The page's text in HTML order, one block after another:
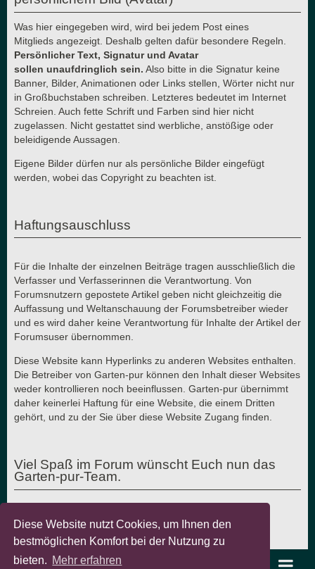
Diese Website nutzt Cookies, um Ihnen den
bestmöglichen Komfort bei der Nutzung zu
bieten. Mehr erfahren
Was hier eingegeben wird, wird bei jedem Post eines
Mitglieds angezeigt. Deshalb gelten dafür besondere Regeln.
Persönlicher Text, Signatur und Avatar
sollen unaufdringlich sein. Also bitte in die Signatur keine
Banner, Bilder, Animationen oder Links stellen, Wörter nicht nur
in Großbuchstaben schreiben. Letzteres bedeutet im Internet
Schreien. Auch fette Schrift und Farben sind hier nicht
zugelassen. Nicht gestattet sind werbliche, anstößige oder
beleidigende Aussagen.
Eigene Bilder dürfen nur als persönliche Bilder eingefügt
werden, wobei das Copyright zu beachten ist.
Haftungsauschluss
Für die Inhalte der einzelnen Beiträge tragen ausschließlich die
Verfasser und Verfasserinnen die Verantwortung. Von
Forumsnutzern gepostete Artikel geben nicht gleichzeitig die
Auffassung und Weltanschauung der Forumsbetreiber wieder
und es wird daher keine Verantwortung für Inhalte der Artikel der
Forumsuser übernommen.
Diese Website kann Hyperlinks zu anderen Websites enthalten.
Die Betreiber von Garten-pur können den Inhalt dieser Websites
weder kontrollieren noch beeinflussen. Garten-pur übernimmt
daher keinerlei Haftung für eine Website, die einem Dritten
gehört, und zu der Sie über diese Website Zugang finden.
Viel Spaß im Forum wünscht Euch nun das
Garten-pur-Team.
Letzte Aktualisierung: 7.8.2018 - © Garten-pur GbR